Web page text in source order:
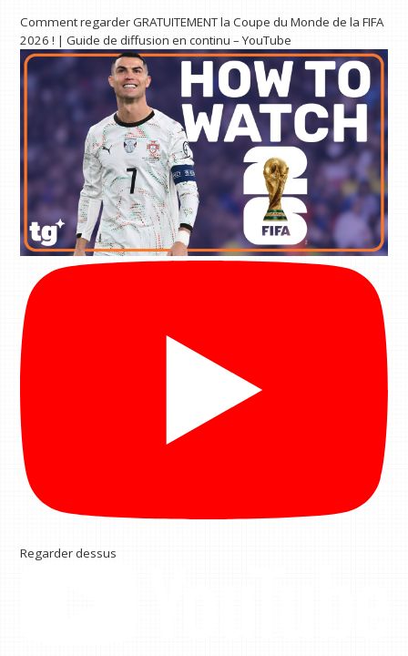
Comment regarder GRATUITEMENT la Coupe du Monde de la FIFA
2026 ! | Guide de diffusion en continu – YouTube
Regarder dessus